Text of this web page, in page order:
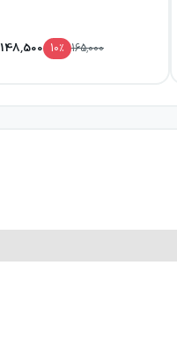
165,000
10٪ 148,500